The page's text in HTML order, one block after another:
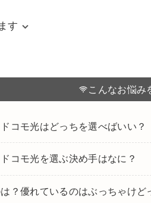
す
ございません。中立な立場で
こんなお悩み
コモ光はどっちを選べばいい？
コモ光を選ぶ決め手はなに？
？優れているのはぶっちゃけど